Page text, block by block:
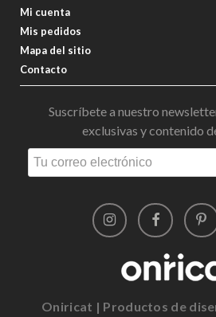
Mi cuenta
Mis pedidos
Mapa del sitio
Contacto
Suscríbete a nuestro
exclusivas y contenido
Oniricat | Productos de